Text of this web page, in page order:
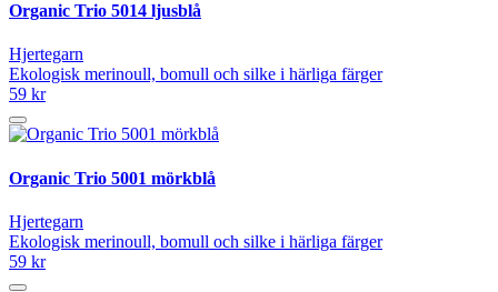
Organic Trio 5014 ljusblå
Hjertegarn
Ekologisk merinoull, bomull och silke i härliga färger
59 kr
Organic Trio 5001 mörkblå
Hjertegarn
Ekologisk merinoull, bomull och silke i härliga färger
59 kr